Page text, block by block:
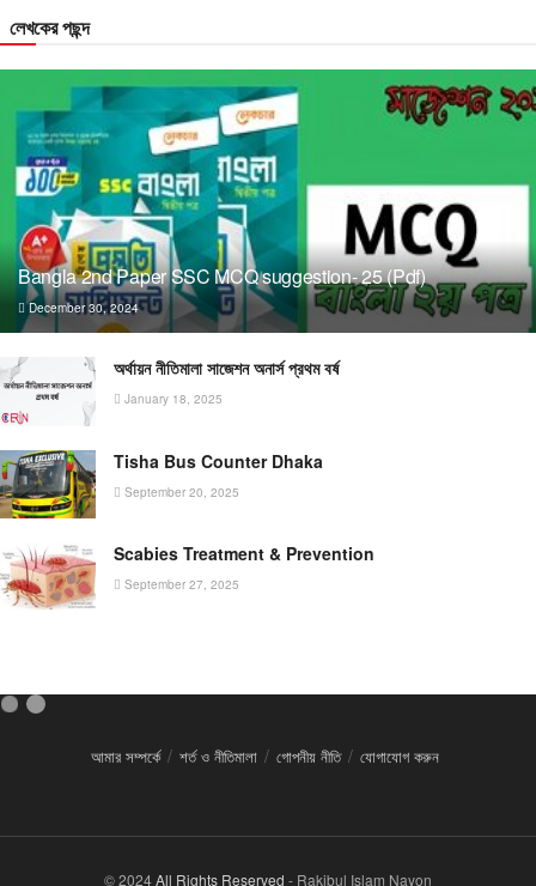
লেখকের পছন্দ
Bangla 2nd Paper SSC MCQ suggestion- 25 (Pdf)
December 30, 2024
অর্থায়ন নীতিমালা সাজেশন অনার্স প্রথম বর্ষ
January 18, 2025
Tisha Bus Counter Dhaka
September 20, 2025
Scabies Treatment & Prevention
September 27, 2025
আমার সম্পর্কে শর্ত ও নীতিমালা গোপনীয় নীতি যোগাযোগ করুন
© 2024All Rights Reserved - Rakibul Islam Nayon